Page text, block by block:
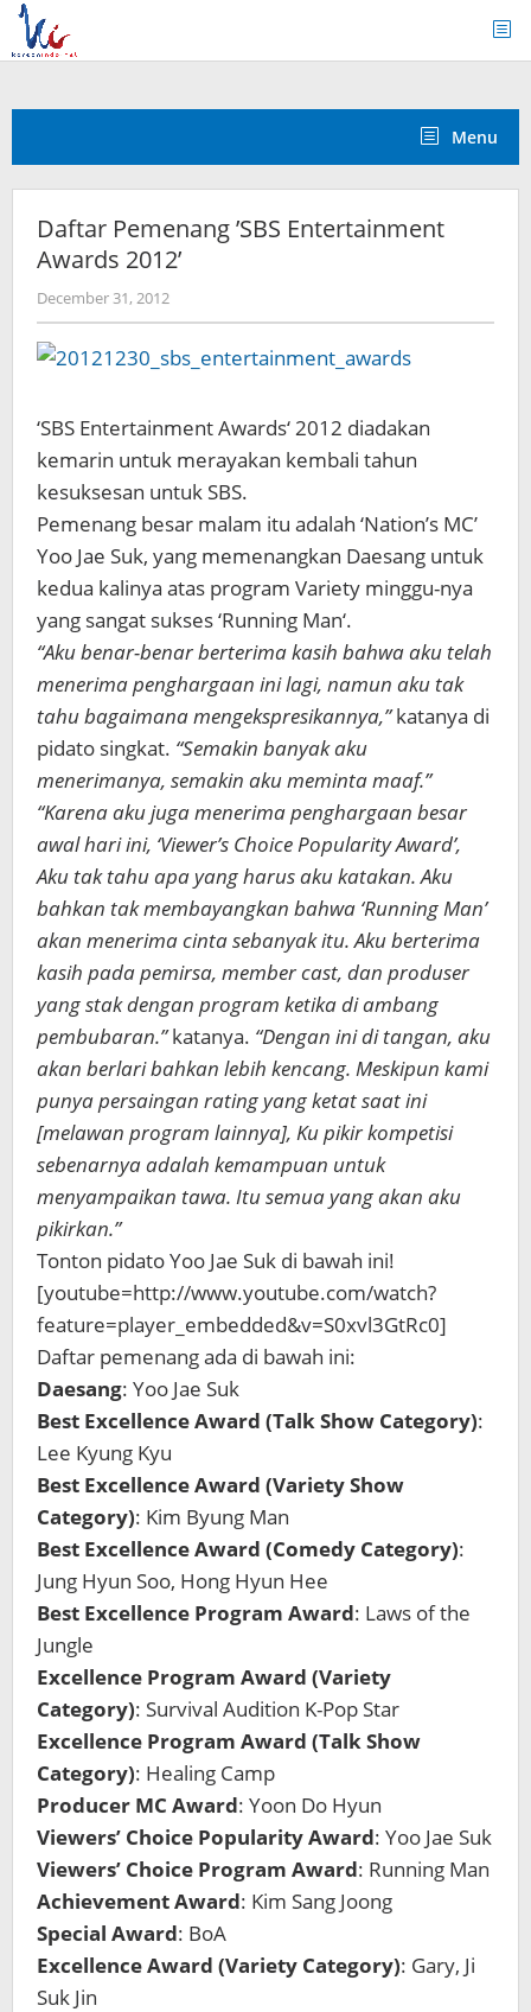
Skip
content
Menu
Daftar Pemenang ’SBS Entertainment
Awards 2012’
December 31, 2012by
Koreanindo
‘SBS Entertainment Awards‘ 2012 diadakan
kemarin untuk merayakan kembali tahun
kesuksesan untuk SBS.
Pemenang besar malam itu adalah ‘Nation’s MC’
Yoo Jae Suk, yang memenangkan Daesang untuk
kedua kalinya atas program Variety minggu-nya
yang sangat sukses ‘Running Man‘.
“Aku benar-benar berterima kasih bahwa aku telah
menerima penghargaan ini lagi, namun aku tak
tahu bagaimana mengekspresikannya,”katanya di
pidato singkat. “Semakin banyak aku
menerimanya, semakin aku meminta maaf.”
“Karenaaku juga menerima penghargaan besar
awal hari ini, ‘Viewer’s Choice Popularity Award’,
Aku tak tahu apa yang harus aku katakan. Aku
bahkan tak membayangkan bahwa ‘Running Man’
akan menerima cinta sebanyak itu. Aku berterima
kasih pada pemirsa, member cast, dan produser
yang stak dengan program ketika di ambang
pembubaran.”katanya. “Dengan ini di tangan, aku
akan berlari bahkan lebih kencang. Meskipun kami
punya persaingan rating yang ketat saat ini
[melawan program lainnya], Ku pikir kompetisi
sebenarnya adalah kemampuan untuk
menyampaikan tawa. Itu semua yang akan aku
pikirkan.”
Tonton pidato Yoo Jae Suk di bawah ini!
[youtube=http://www.youtube.com/watch?
feature=player_embedded&v=S0xvl3GtRc0]
Daftar pemenang ada di bawah ini:
Daesang: Yoo Jae Suk
Best Excellence Award (Talk Show Category):
Lee Kyung Kyu
Best Excellence Award (Variety Show
Category): Kim Byung Man
Best Excellence Award (Comedy Category):
Jung Hyun Soo, Hong Hyun Hee
Best Excellence Program Award: Laws of the
Jungle
Excellence Program Award (Variety
Category): Survival Audition K-Pop Star
Excellence Program Award (Talk Show
Category): Healing Camp
Producer MC Award: Yoon Do Hyun
Viewers’ Choice Popularity Award: Yoo Jae Suk
Viewers’ Choice Program Award: Running Man
Achievement Award: Kim Sang Joong
Special Award: BoA
Excellence Award (Variety Category): Gary, Ji
Suk Jin